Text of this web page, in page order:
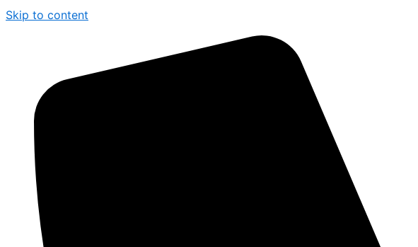
Skip to content